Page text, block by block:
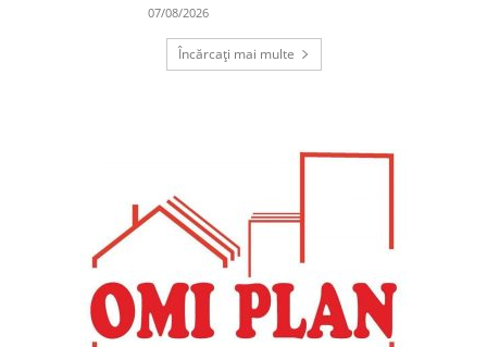
07/08/2026
Încărcați mai multe